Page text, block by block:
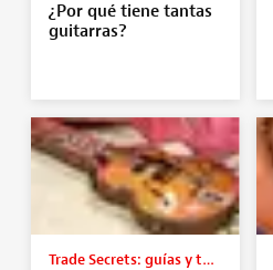
¿Por qué tiene tantas
guitarras?
Trade Secrets: guías y tutoriales